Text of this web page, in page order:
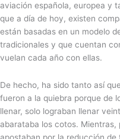
aviación española, europea y
que a día de hoy, existen
están basadas en un modelo
tradicionales y que cuentan
vuelan cada año con ellas.
De hecho, ha sido tanto así
fueron a la quiebra porque de
llenar, solo lograban llenar
abarataba los cotos.